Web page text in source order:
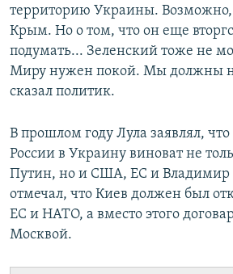
территорию Украины.
Крым. Но о том, что он еще
подумать... Зеленский тоже не
Миру нужен покой. Мы должны
сказал политик.
В прошлом году Лула заявлял,
России в Украину виноват не
Путин, но и США, ЕС и Владимир
отмечал, что Киев должен был
ЕС и НАТО, а вместо этого
Москвой.